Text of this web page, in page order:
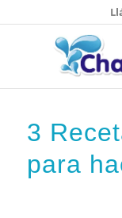
3
para